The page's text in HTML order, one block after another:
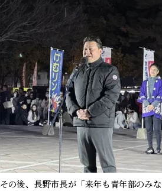
その後、長野市長が「来年も青年部のみ